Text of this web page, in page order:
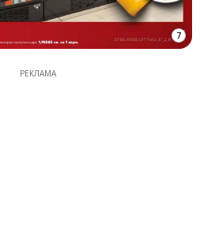
7
РЕКЛАМА